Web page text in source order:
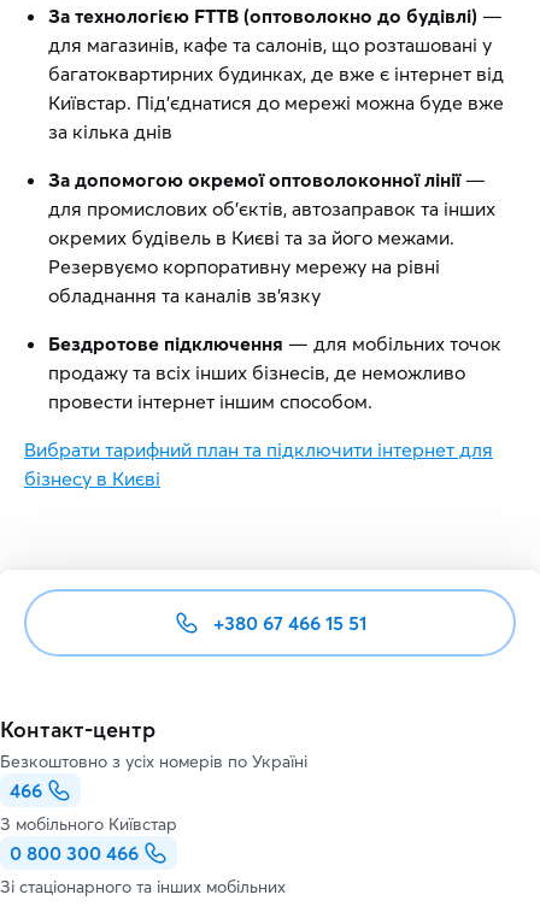
За технологією FTTB (оптоволокно до будівлі) —
для магазинів, кафе та салонів, що розташовані у
багатоквартирних будинках, де вже є інтернет від
Київстар. Під’єднатися до мережі можна буде вже
за кілька днів
За допомогою окремої оптоволоконної лінії—
для промислових об’єктів, автозаправок та інших
окремих будівель в Києві та за його межами.
Резервуємо корпоративну мережу на рівні
обладнання та каналів зв’язку
Бездротове підключення — для мобільних точок
продажу та всіх інших бізнесів, де неможливо
провести інтернет іншим способом.
Вибрати тарифний план та підключити інтернет для
бізнесу в Києві
+380 67 466 15 51
Контакт-центр
Безкоштовно з усіх номерів по Україні
466
З мобільного Київстар
0 800 300 466
Зі стаціонарного та інших мобільних